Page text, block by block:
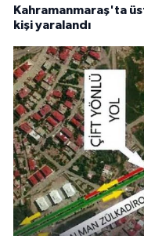
Kahramanmaraş'ta
kişi yaralandı